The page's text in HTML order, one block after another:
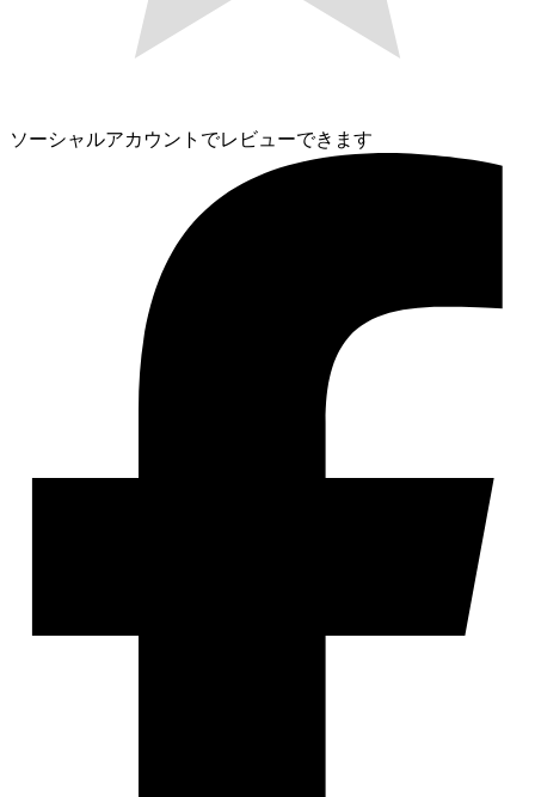
ソーシャルアカウントでレビューできます